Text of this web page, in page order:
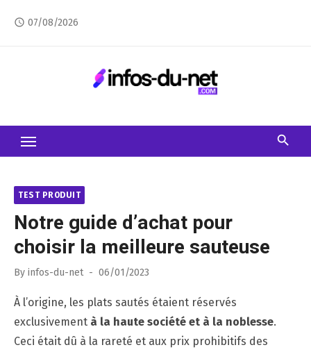
access_time 07/08/2026
TEST PRODUIT
Notre guide d’achat pour
choisir la meilleure sauteuse
By infos-du-net
Posted
06/01/2023
À l’origine, les plats sautés étaient réservés
exclusivement à la haute société et à la noblesse.
Ceci était dû à la rareté et aux prix prohibitifs des